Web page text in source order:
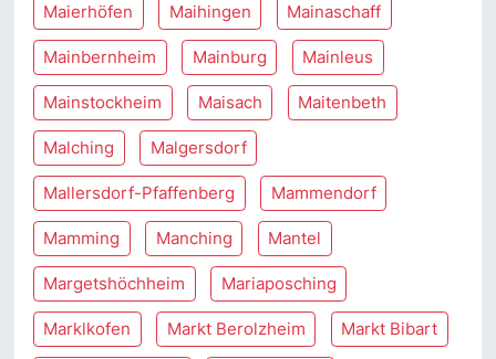
Maierhöfen Maihingen Mainaschaff
Mainbernheim Mainburg Mainleus
Mainstockheim Maisach Maitenbeth
Malching Malgersdorf
Mallersdorf-Pfaffenberg Mammendorf
Mamming Manching Mantel
Margetshöchheim Mariaposching
Marklkofen Markt Berolzheim Markt Bibart